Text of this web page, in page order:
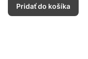
Pridať do košíka